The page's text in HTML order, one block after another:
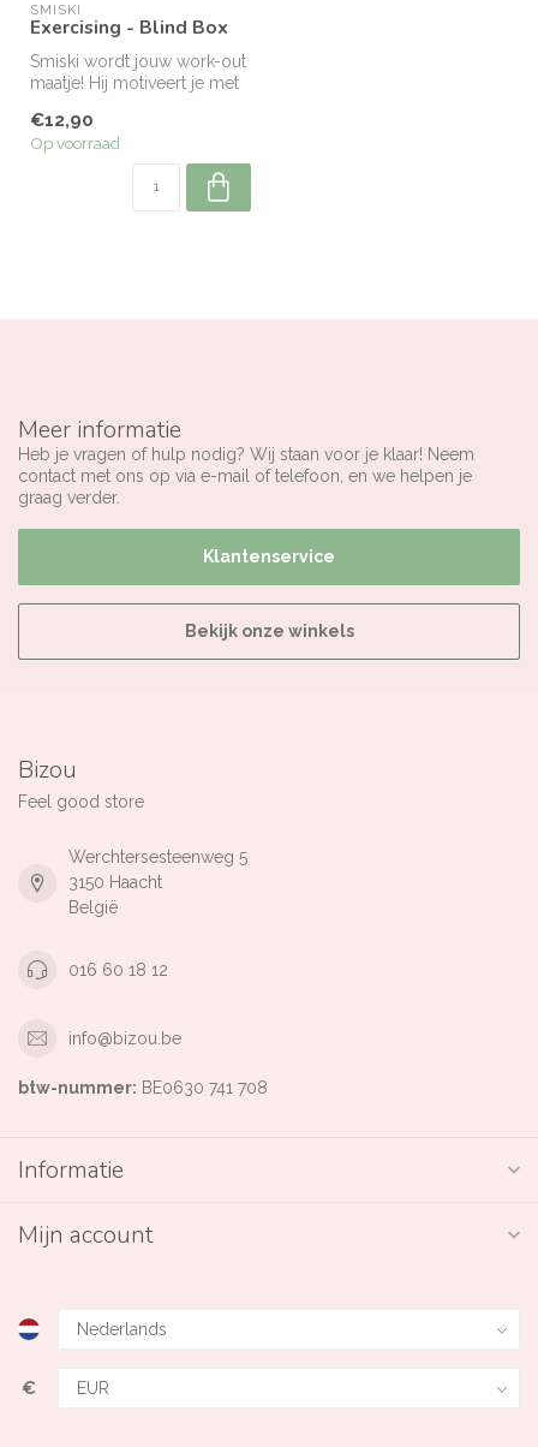
SMISKI
Exercising - Blind Box
Smiski wordt jouw work-out
maatje! Hij motiveert je met
€12,90
Op voorraad
Meer informatie
Heb je vragen of hulp nodig? Wij staan voor je klaar! Neem
contact met ons op via e-mail of telefoon, en we helpen je
graag verder.
Klantenservice
Bekijk onze winkels
Bizou
Feel good store
Werchtersesteenweg 5
3150 Haacht
België
016 60 18 12
info@bizou.be
btw-nummer: BE0630 741 708
Informatie
Mijn account
€